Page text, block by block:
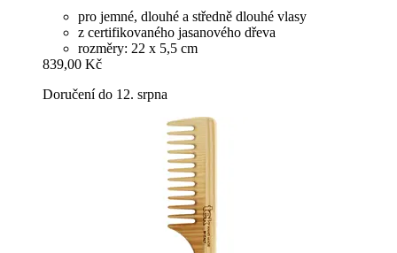
pro jemné, dlouhé a středně dlouhé vlasy
z certifikovaného jasanového dřeva
rozměry: 22 x 5,5 cm
839,00 Kč
Doručení do 12. srpna